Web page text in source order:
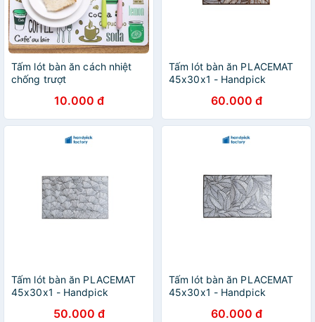
Tấm lót bàn ăn cách nhiệt
chống trượt
10.000 đ
Tấm lót bàn ăn PLACEMAT
45x30x1 - Handpick
60.000 đ
Tấm lót bàn ăn PLACEMAT
45x30x1 - Handpick
50.000 đ
Tấm lót bàn ăn PLACEMAT
45x30x1 - Handpick
60.000 đ